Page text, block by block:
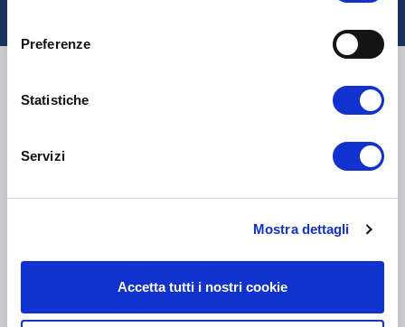
Preferenze
Statistiche
Servizi
Mostra dettagli
Accetta tutti i nostri cookie
TNT, GÉODIS, FRANCE
07.08.2026 DI PIÙ